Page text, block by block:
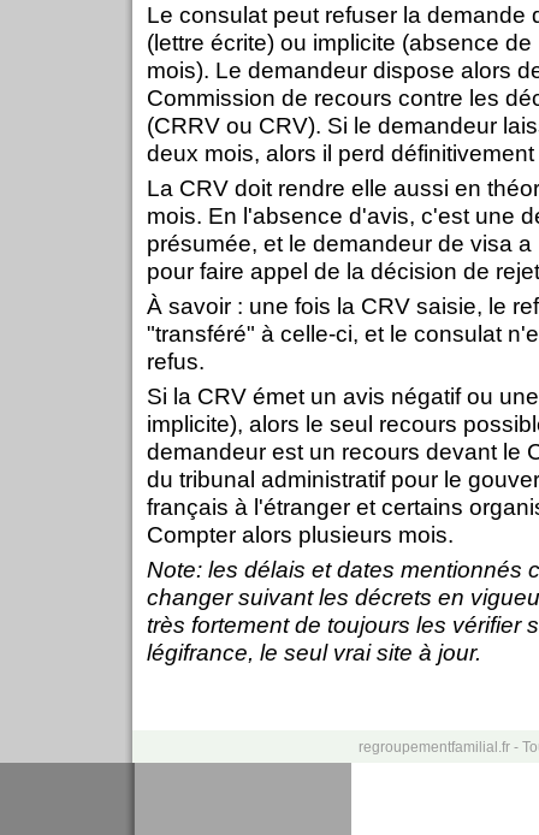
Le consulat peut refuser la demande
(lettre écrite) ou implicite (absence
mois). Le demandeur dispose alors
Commission de recours contre les
(CRRV ou CRV). Si le demandeur
deux mois, alors il perd
La CRV doit rendre elle aussi en
mois. En l'absence d'avis, c'est une
présumée, et le demandeur de visa
pour faire appel de la décision de
À savoir : une fois la CRV saisie, le
"transféré" à celle-ci, et le consulat
refus.
Si la CRV émet un avis négatif ou
implicite), alors le seul recours
demandeur est un recours devant le
du tribunal administratif pour le
français à l'étranger et certains
Compter alors plusieurs mois.
Note: les délais et dates mentionnés
changer suivant les décrets en
très fortement de toujours les vérifier
légifrance, le seul vrai site à jour.
regroupementfamilial.fr -